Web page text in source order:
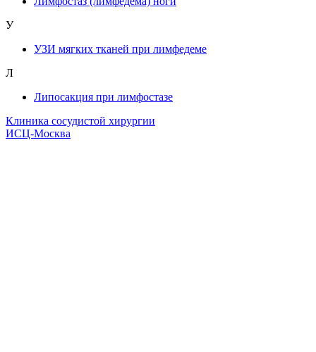
У
УЗИ мягких тканей при лимфедеме
Л
Липосакция при лимфостазе
Клиника сосудистой хирургии
ИСЦ-Москва